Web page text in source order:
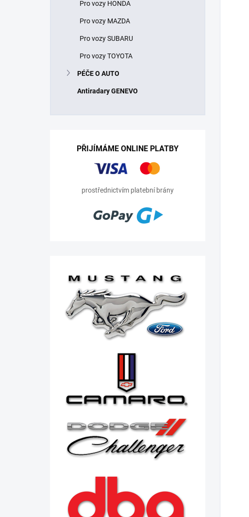
Pro vozy HONDA
Pro vozy MAZDA
Pro vozy SUBARU
Pro vozy TOYOTA
PÉČE O AUTO
Antiradary GENEVO
PŘIJÍMÁME ONLINE PLATBY
prostřednictvím platební brány